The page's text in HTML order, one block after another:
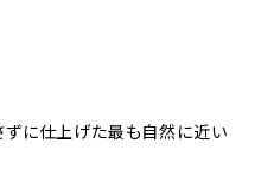
に仕上げた最も自然に近い